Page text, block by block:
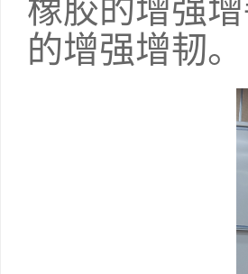
橡胶的增强
的增强增韧。